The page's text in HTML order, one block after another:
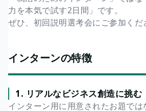
力を本気で試す2日間」です。
ぜひ、初回説明選考会にご参加くだ
インターンの特徴
1. リアルなビジネス創造に挑む
インターン用に用意されたお題では